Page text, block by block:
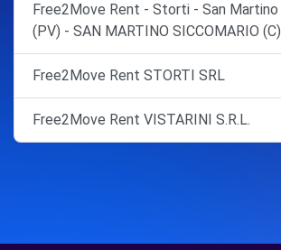
Free2Move Rent - Storti - San Martino
(PV) - SAN MARTINO SICCOMARIO (C)
Free2Move Rent STORTI SRL
Free2Move Rent VISTARINI S.R.L.